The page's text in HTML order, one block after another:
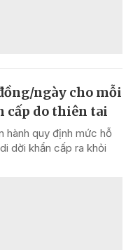
ngày cho mỗi
cấp do thiên tai
hành quy định mức hỗ
dời khẩn cấp ra khỏi